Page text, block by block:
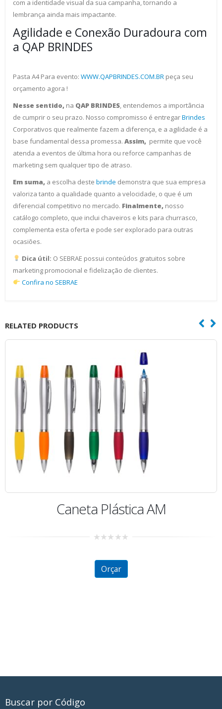
com a identidade visual da sua campanha, tornando a
lembrança ainda mais impactante.
Agilidade e Conexão Duradoura com
a QAP BRINDES
Pasta A4 Para evento: WWW.QAPBRINDES.COM.BR peça seu
orçamento agora !
Nesse sentido, na QAP BRINDES , entendemos a importância
de cumprir o seu prazo. Nosso compromisso é entregarBrindes
Corporativos que realmente fazem a diferença, e a agilidade é a
base fundamental dessa promessa. Assim, permite que você
atenda a eventos de última hora ou reforce campanhas de
marketing sem qualquer tipo de atraso.
Em suma, a escolha deste brinde demonstra que sua empresa
valoriza tanto a qualidade quanto a velocidade, o que é um
diferencial competitivo no mercado. Finalmente, nosso
catálogo completo, que inclui chaveiros e kits para churrasco,
complementa esta oferta e pode ser explorado para outras
ocasiões.
Dica útil: O SEBRAE possui conteúdos gratuitos sobre
marketing promocional e fidelização de clientes.
Confira no SEBRAE
RELATED PRODUCTS
Caneta Plástica AM
of
Orçar
Buscar por Código